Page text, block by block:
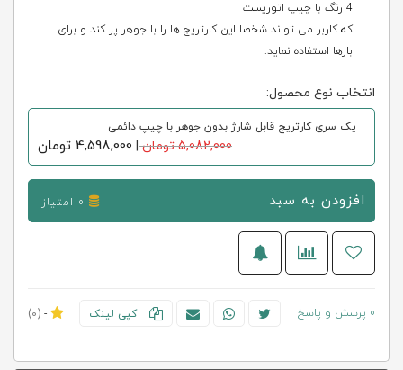
4 رنگ با چیپ اتوریست
که کاربر می تواند شخصا این کارتریج ها را با جوهر پر کند و برای
بارها استفاده نماید.
انتخاب نوع محصول:
یک سری کارتریج قابل شارژ بدون جوهر با چيپ دائمی
5,082,000 تومان |
4,598,000 تومان
افزودن به سبد
0 پرسش و پاسخ کپی لینک -
(0)